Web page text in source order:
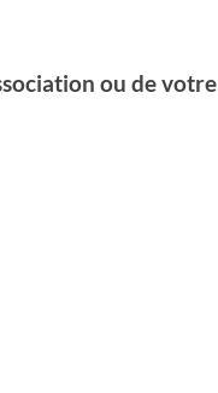
ou de votre